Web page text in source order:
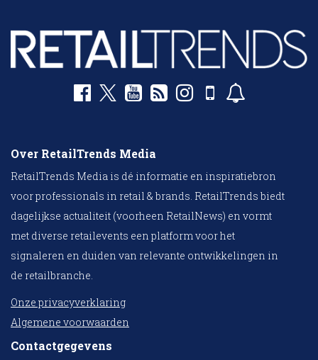
Over RetailTrends Media
RetailTrends Media is dé informatie en inspiratiebron
voor professionals in retail & brands. RetailTrends biedt
dagelijkse actualiteit (voorheen RetailNews) en vormt
met diverse retailevents een platform voor het
signaleren en duiden van relevante ontwikkelingen in
de retailbranche.
Onze privacyverklaring
Algemene voorwaarden
Contactgegevens